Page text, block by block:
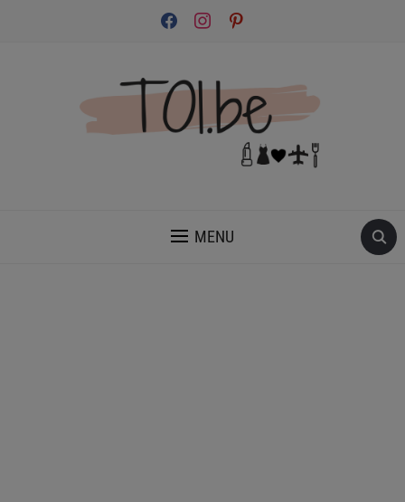
facebookinstagrampinterest
MENU